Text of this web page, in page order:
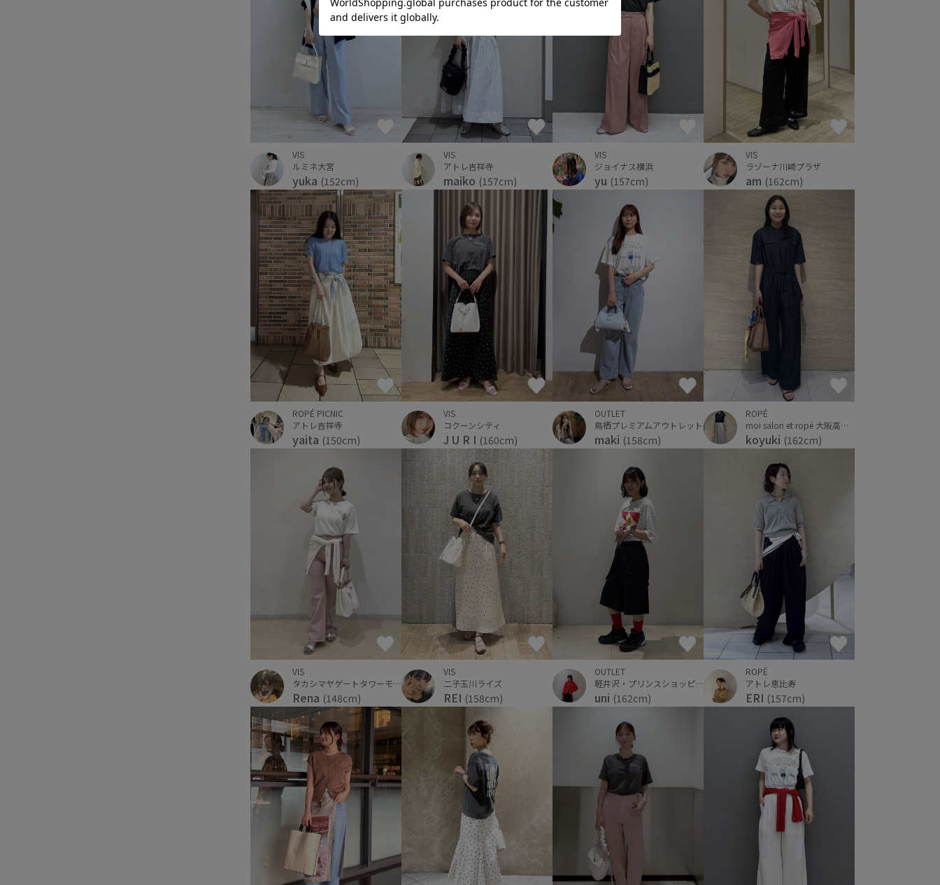
VIS
ルミネ大宮
yuka (152cm)
VIS
アトレ吉祥寺
maiko (157cm)
VIS
ジョイナス横浜
yu (157cm)
VIS
ラゾーナ川崎プラザ
am (162cm)
ROPÉ PICNIC
アトレ吉祥寺
yaita (150cm)
VIS
コクーンシティ
J U R I (160cm)
OUTLET
鳥栖プレミアムアウトレット
maki (158cm)
ROPÉ
moi salon et ropé 大阪高島屋
koyuki (162cm)
VIS
タカシマヤゲートタワーモール
Rena (148cm)
VIS
二子玉川ライズ
REI (158cm)
OUTLET
軽井沢・プリンスショッピングプラザ
uni (162cm)
ROPÉ
アトレ恵比寿
ERI (157cm)